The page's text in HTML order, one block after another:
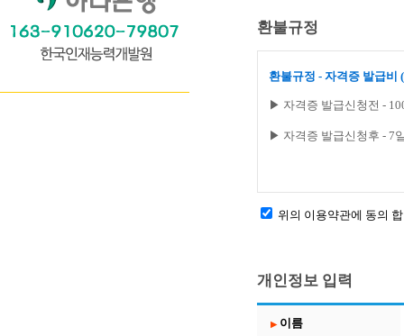
환불규정
위의 이용약관에 동의
개인정보 입력
▶이름